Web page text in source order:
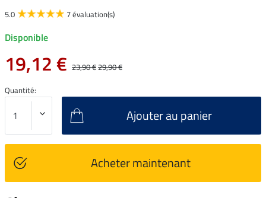
5.0 7 évaluation(s)
Disponible
19,12 € 23,90 €29,90 €
Quantité:
Ajouter au panier
Acheter maintenant